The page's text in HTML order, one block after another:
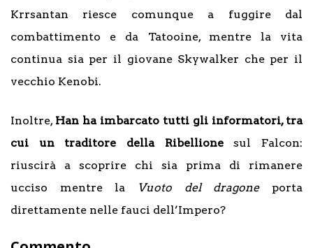
Krrsantan riesce comunque a fuggire dal
combattimento e da Tatooine, mentre la vita
continua sia per il giovane Skywalker che per il
vecchio Kenobi.
Inoltre, Han ha imbarcato tutti gli informatori, tra
cui un traditore della Ribellionesul Falcon:
riuscirà a scoprire chi sia prima di rimanere
ucciso mentre la
Vuoto del dragone porta
direttamente nelle fauci dell’Impero?